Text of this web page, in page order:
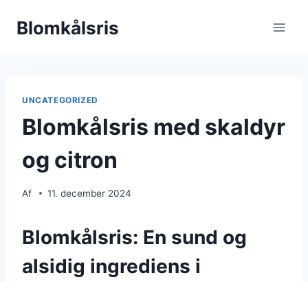
Blomkålsris
UNCATEGORIZED
Blomkålsris med skaldyr
og citron
Af 11. december 2024
Blomkålsris: En sund og
alsidig ingrediens i